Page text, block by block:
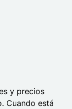
y precios
Cuando está